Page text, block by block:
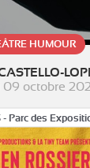
HUMOUR
09 octobre
- Parc des